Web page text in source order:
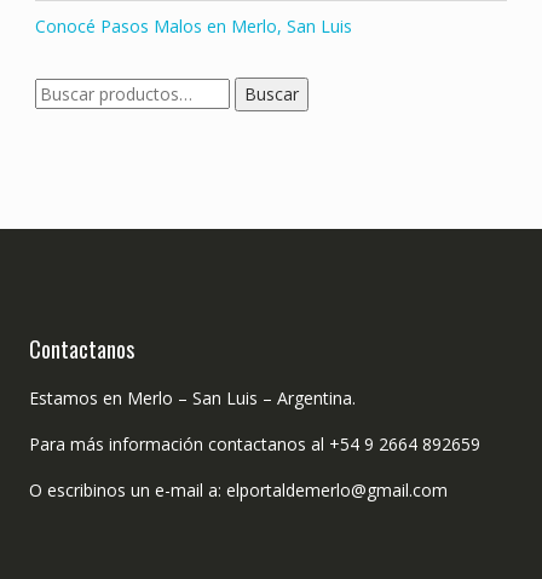
Conocé Pasos Malos en Merlo, San Luis
Buscar
por:
Buscar
Contactanos
Estamos en Merlo – San Luis – Argentina.
Para más información contactanos al +54 9 2664 892659
O escribinos un e-mail a: elportaldemerlo@gmail.com